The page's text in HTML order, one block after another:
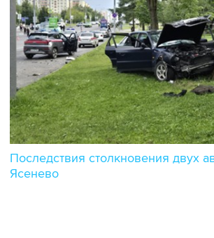
Последствия столкновения двух
Ясенево